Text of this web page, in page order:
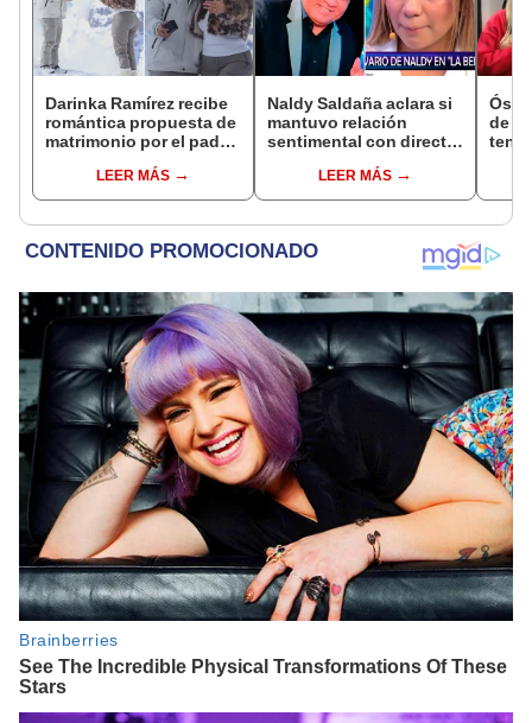
Darinka Ramírez recibe
romántica propuesta de
matrimonio por el padre
nervios, lágrimas y
muchísima felicidad"
LEER MÁS
Naldy Saldaña aclara si
mantuvo relación
sentimental con director
denunciarlo por
tocamientos: “Me
LEER MÁS
de